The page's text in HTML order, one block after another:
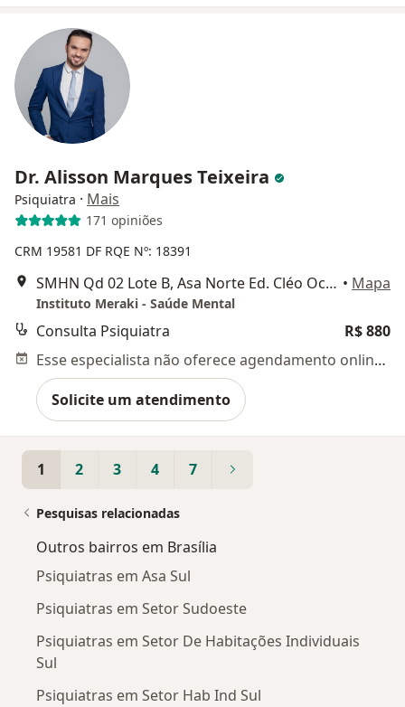
Dr. Alisson Marques Teixeira
Psiquiatra · Mais
171 opiniões
CRM 19581 DF RQE Nº: 18391
SMHN Qd 02 Lote B, Asa Norte Ed. Cléo Octávio - Sala 1105, Brasília • Mapa
Instituto Meraki - Saúde Mental
Consulta Psiquiatra
R$ 880
Esse especialista não oferece agendamento online para esse endereço.
Solicite um atendimento
1 2 3 4 7
Pesquisas relacionadas
Outros bairros em Brasília
Psiquiatras em Asa Sul
Psiquiatras em Setor Sudoeste
Psiquiatras em Setor De Habitações Individuais
Sul
Psiquiatras em Setor Hab Ind Sul